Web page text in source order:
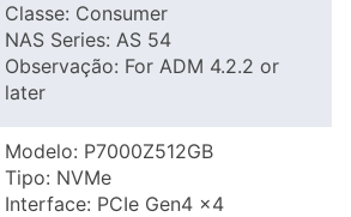
Classe: Consumer
NAS Series: AS 54
Observação: For ADM 4.2.2 or
later
Modelo: P7000Z512GB
Tipo: NVMe
Interface: PCIe Gen4 x4